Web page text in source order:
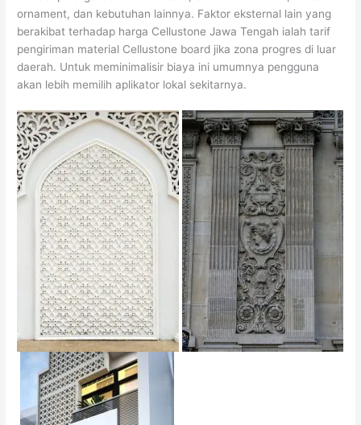
ornament, dan kebutuhan lainnya. Faktor eksternal lain yang
berakibat terhadap harga Cellustone Jawa Tengah ialah tarif
pengiriman material Cellustone board jika zona progres di luar
daerah. Untuk meminimalisir biaya ini umumnya pengguna
akan lebih memilih aplikator lokal sekitarnya.